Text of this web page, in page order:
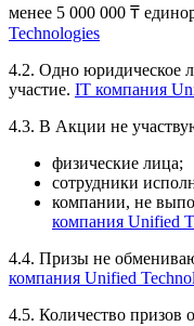
менее 5 000 000 ₸
Technologies
4.2. Одно юридическое
участие. IT компания
4.3. В Акции не
физические лица;
сотрудники
компании, не
компания Unified
4.4. Призы не
компания Unified
4.5. Количество призов